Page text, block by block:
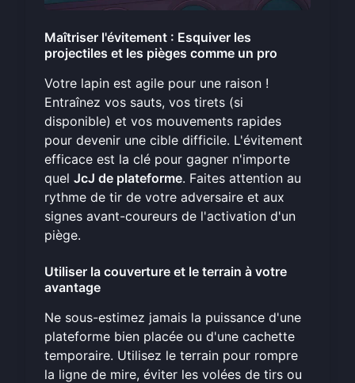
Maîtriser l'évitement : Esquiver les
projectiles et les pièges comme un pro
Votre lapin est agile pour une raison !
Entraînez vos sauts, vos tirets (si
disponible) et vos mouvements rapides
pour devenir une cible difficile. L'évitement
efficace est la clé pour gagner n'importe
quel JcJ de plateforme. Faites attention au
rythme de tir de votre adversaire et aux
signes avant-coureurs de l'activation d'un
piège.
Utiliser la couverture et le terrain à votre
avantage
Ne sous-estimez jamais la puissance d'une
plateforme bien placée ou d'une cachette
temporaire. Utilisez le terrain pour rompre
la ligne de mire, éviter les volées de tirs ou